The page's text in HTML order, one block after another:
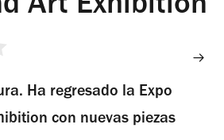
Art Exhibition
Ha regresado la Expo
con nuevas piezas